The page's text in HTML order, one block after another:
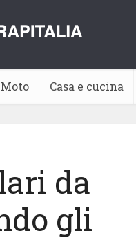
Casa e cucina
da
gli